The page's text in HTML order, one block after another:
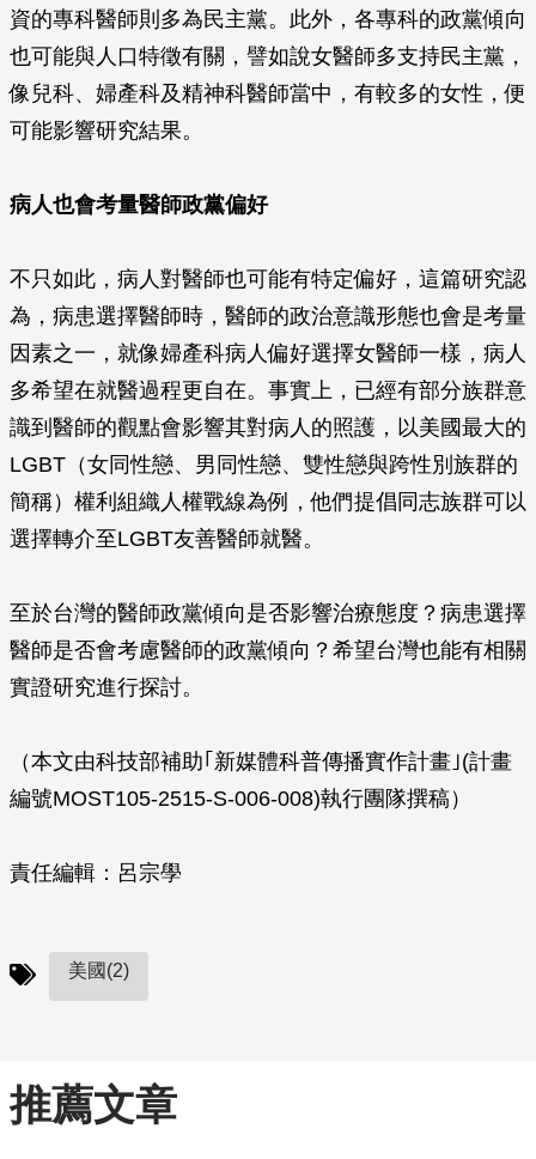
資的專科醫師則多為民主黨。此外，各專科的政黨傾向
也可能與人口特徵有關，譬如說女醫師多支持民主黨，
像兒科、婦產科及精神科醫師當中，有較多的女性，便
可能影響研究結果。
病人也會考量醫師政黨偏好
不只如此，病人對醫師也可能有特定偏好，這篇研究認
為，病患選擇醫師時，醫師的政治意識形態也會是考量
因素之一，就像婦產科病人偏好選擇女醫師一樣，病人
多希望在就醫過程更自在。事實上，已經有部分族群意
識到醫師的觀點會影響其對病人的照護，以美國最大的
LGBT（女同性戀、男同性戀、雙性戀與跨性別族群的
簡稱）權利組織人權戰線為例，他們提倡同志族群可以
選擇轉介至LGBT友善醫師就醫。
至於台灣的醫師政黨傾向是否影響治療態度？病患選擇
醫師是否會考慮醫師的政黨傾向？希望台灣也能有相關
實證研究進行探討。
（本文由科技部補助｢新媒體科普傳播實作計畫｣(計畫
編號MOST105-2515-S-006-008)執行團隊撰稿）
責任編輯：呂宗學
美國(2)
推薦文章